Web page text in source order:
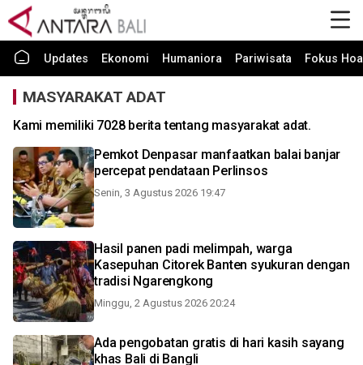
Updates Ekonomi Humaniora Pariwisata Fokus
MASYARAKAT ADAT
Kami memiliki 7028 berita tentang masyarakat adat.
Pemkot Denpasar manfaatkan balai banjar
percepat pendataan Perlinsos
Senin, 3 Agustus 2026 19:47
Hasil panen padi melimpah, warga
Kasepuhan Citorek Banten syukuran dengan
tradisi Ngarengkong
Minggu, 2 Agustus 2026 20:24
Ada pengobatan gratis di hari kasih sayang
khas Bali di Bangli